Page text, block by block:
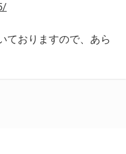
ておりますので、あら